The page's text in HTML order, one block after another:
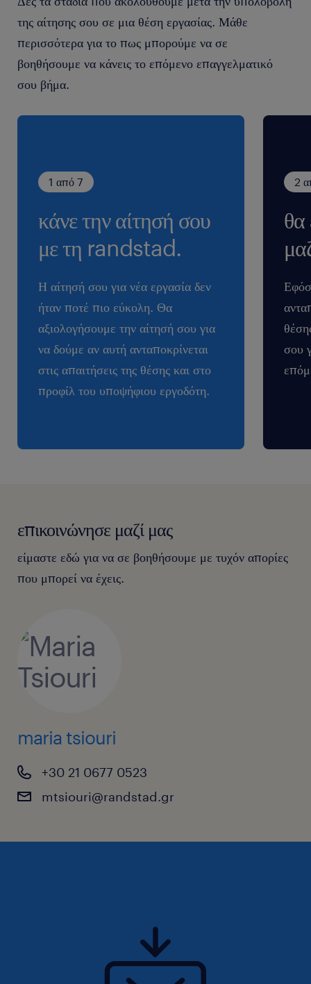
της αίτησης σου σε μια θέση εργασίας. Μάθε
περισσότερα για το πως μπορούμε να σε
βοηθήσουμε να κάνεις το επόμενο επαγγελματικό
σου βήμα.
1 από 7
κάνε την αίτησή σου
με τη randstad.
Η αίτησή σου για νέα εργασία δεν
ήταν ποτέ πιο εύκολη. Θα
αξιολογήσουμε την αίτησή σου για
να δούμε αν αυτή ανταποκρίνεται
στις απαιτήσεις της θέσης και στο
προφίλ του υποψήφιου εργοδότη.
2
θα
σου
επικοινώνησε μαζί μας
είμαστε εδώ για να σε βοηθήσουμε με τυχόν απορίες
που μπορεί να έχεις.
maria tsiouri
+30 21 0677 0523
mtsiouri@randstad.gr